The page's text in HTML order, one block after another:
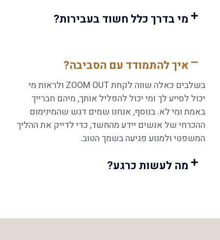
מי בדרך כלל חשוד בעבירות?
איך להתמודד עם הסביבה?
בשלבים כאלה שווה לקחת ZOOM OUT ולראות מי
יכול לסייע לך ומי יכול להפליל אותך, מיהם חברייך
באמת ומי לא. בנוסף, אנחנו שמים דגש שהמינימום
ההכרחי של אנשים יידע מהחשד, כדי לדייק את ההליך
המשפטי ולמנוע פגיעה בשמך הטוב.
מה לעשות כרגע?